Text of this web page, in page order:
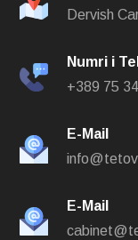
Dervish
Numri i Tel
+389 75
E-Mail
E-Mail